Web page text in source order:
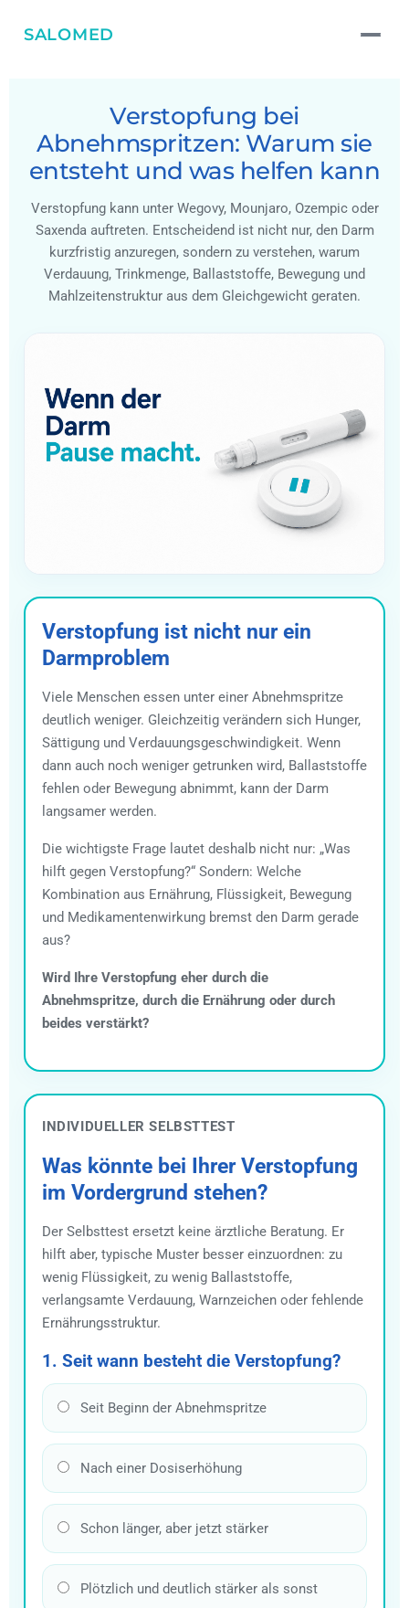
SALOMED
Verstopfung bei
Abnehmspritzen: Warum sie
entsteht und was helfen kann
Verstopfung kann unter Wegovy, Mounjaro, Ozempic oder
Saxenda auftreten. Entscheidend ist nicht nur, den Darm
kurzfristig anzuregen, sondern zu verstehen, warum
Verdauung, Trinkmenge, Ballaststoffe, Bewegung und
Mahlzeitenstruktur aus dem Gleichgewicht geraten.
Verstopfung ist nicht nur ein
Darmproblem
Viele Menschen essen unter einer Abnehmspritze
deutlich weniger. Gleichzeitig verändern sich Hunger,
Sättigung und Verdauungsgeschwindigkeit. Wenn
dann auch noch weniger getrunken wird, Ballaststoffe
fehlen oder Bewegung abnimmt, kann der Darm
langsamer werden.
Die wichtigste Frage lautet deshalb nicht nur: „Was
hilft gegen Verstopfung?“ Sondern: Welche
Kombination aus Ernährung, Flüssigkeit, Bewegung
und Medikamentenwirkung bremst den Darm gerade
aus?
Wird Ihre Verstopfung eher durch die
Abnehmspritze, durch die Ernährung oder durch
beides verstärkt?
INDIVIDUELLER SELBSTTEST
Was könnte bei Ihrer Verstopfung
im Vordergrund stehen?
Der Selbsttest ersetzt keine ärztliche Beratung. Er
hilft aber, typische Muster besser einzuordnen: zu
wenig Flüssigkeit, zu wenig Ballaststoffe,
verlangsamte Verdauung, Warnzeichen oder fehlende
Ernährungsstruktur.
1. Seit wann besteht die Verstopfung?
Seit Beginn der Abnehmspritze
Nach einer Dosiserhöhung
Schon länger, aber jetzt stärker
Plötzlich und deutlich stärker als sonst